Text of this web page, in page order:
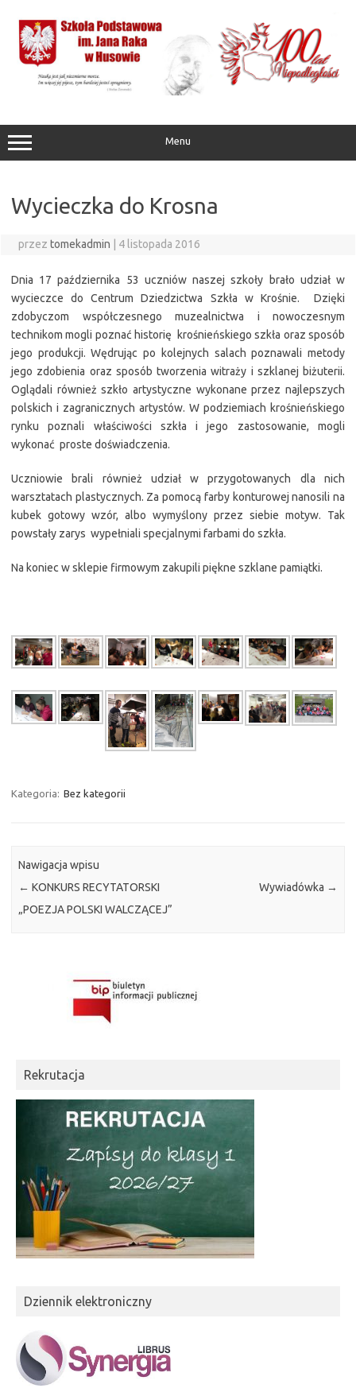
treści
Menu
Wycieczka do Krosna
przez tomekadmin | 4 listopada 2016
Dnia 17 października 53 uczniów naszej szkoły brało udział w
wycieczce do Centrum Dziedzictwa Szkła w Krośnie. Dzięki
zdobyczom współczesnego muzealnictwa i nowoczesnym
technikom mogli poznać historię krośnieńskiego szkła oraz sposób
jego produkcji. Wędrując po kolejnych salach poznawali metody
jego zdobienia oraz sposób tworzenia witraży i szklanej biżuterii.
Oglądali również szkło artystyczne wykonane przez najlepszych
polskich i zagranicznych artystów. W podziemiach krośnieńskiego
rynku poznali właściwości szkła i jego zastosowanie, mogli
wykonać proste doświadczenia.
Uczniowie brali również udział w przygotowanych dla nich
warsztatach plastycznych. Za pomocą farby konturowej nanosili na
kubek gotowy wzór, albo wymyślony przez siebie motyw. Tak
powstały zarys wypełniali specjalnymi farbami do szkła.
Na koniec w sklepie firmowym zakupili piękne szklane pamiątki.
Kategoria: Bez kategorii
Nawigacja wpisu
← KONKURS RECYTATORSKI
„POEZJA POLSKI WALCZĄCEJ”
Wywiadówka →
Rekrutacja
Dziennik elektroniczny